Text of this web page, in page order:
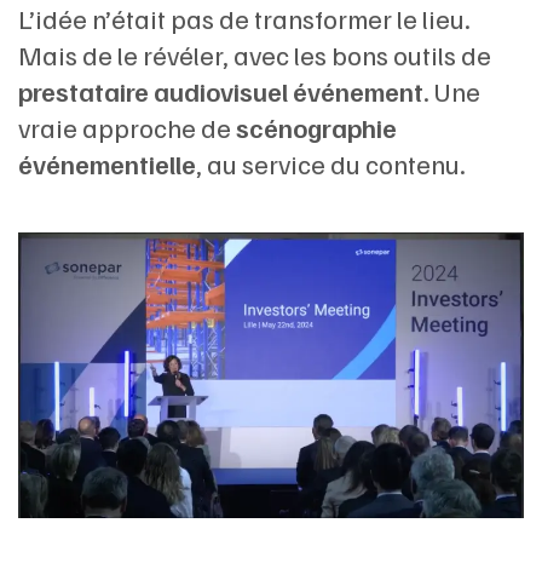
L’idée n’était pas de transformer le lieu.
Mais de le révéler, avec les bons outils de
prestataire audiovisuel événement. Une
vraie approche descénographie
événementielle, au service du contenu.